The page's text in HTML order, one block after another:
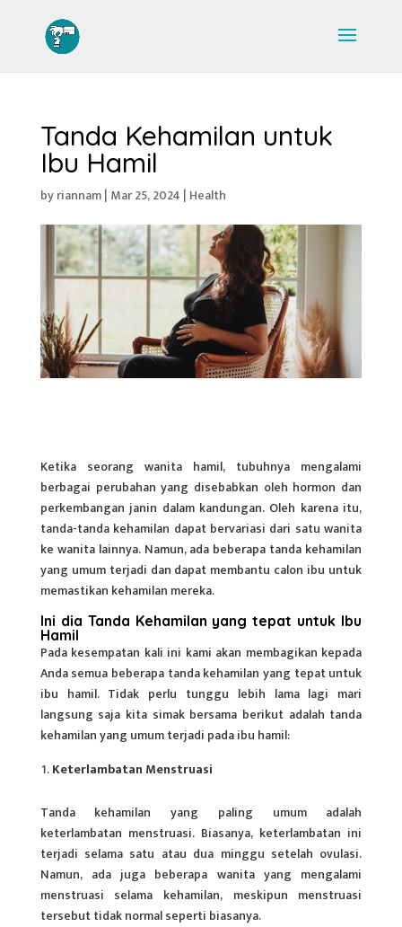
Tanda Kehamilan untuk
Ibu Hamil
byriannam| Mar 25, 2024 | Health
Ketika seorang wanita hamil, tubuhnya mengalami
berbagai perubahan yang disebabkan oleh hormon dan
perkembangan janin dalam kandungan. Oleh karena itu,
tanda-tanda kehamilan dapat bervariasi dari satu wanita
ke wanita lainnya. Namun, ada beberapa tanda kehamilan
yang umum terjadi dan dapat membantu calon ibu untuk
memastikan kehamilan mereka.
Ini dia Tanda Kehamilan yang tepat untuk Ibu
Hamil
Pada kesempatan kali ini kami akan membagikan kepada
Anda semua beberapa tanda kehamilan yang tepat untuk
ibu hamil. Tidak perlu tunggu lebih lama lagi mari
langsung saja kita simak bersama berikut adalah tanda
kehamilanyang umum terjadi pada ibu hamil:
Keterlambatan Menstruasi
Tanda kehamilan yang paling umum adalah
keterlambatan menstruasi. Biasanya, keterlambatan ini
terjadi selama satu atau dua minggu setelah ovulasi.
Namun, ada juga beberapa wanita yang mengalami
menstruasi selama kehamilan, meskipun menstruasi
tersebut tidak normal seperti biasanya.